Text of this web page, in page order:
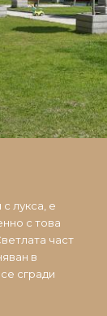
лукса, е
с това
част
в
сгради